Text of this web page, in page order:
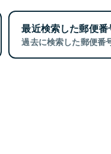
最近検索した郵便番
過去に検索した郵便番